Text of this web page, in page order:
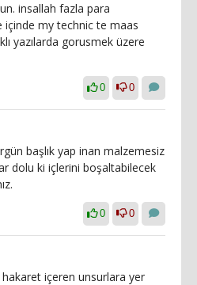
insallah fazla para
içinde my technic te maas
yazılarda gorusmek üzere
0 0
başlık yap inan malzemesiz
dolu ki içlerini boşaltabilecek
0 0
içeren unsurlara yer